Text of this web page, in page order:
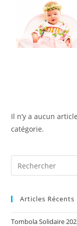
Il n’y a aucun
catégorie.
Articles Récents
Tombola Solidaire